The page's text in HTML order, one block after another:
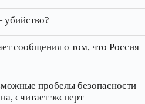
сообщения о том, что Россия
пробелы безопасности
считает эксперт